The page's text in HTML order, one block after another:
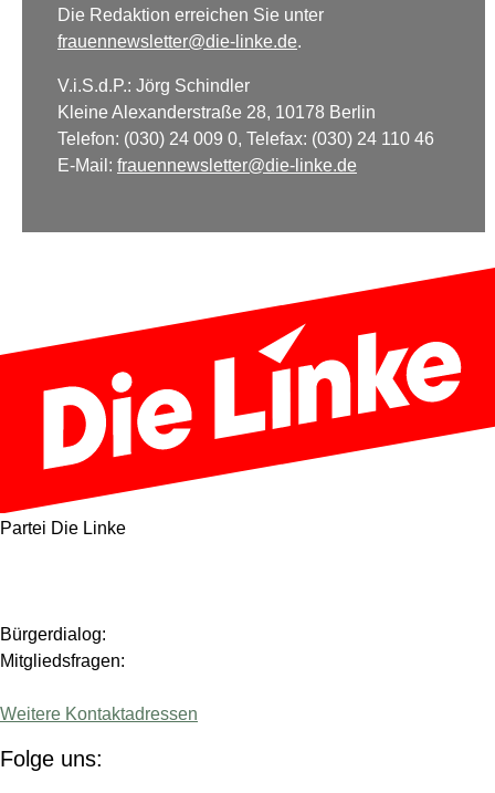
Die Redaktion erreichen Sie unter
frauennewsletter@die-linke.de.
V.i.S.d.P.: Jörg Schindler
Kleine Alexanderstraße 28, 10178 Berlin
Telefon: (030) 24 009 0, Telefax: (030) 24 110 46
E-Mail: frauennewsletter@die-linke.de
Partei Die Linke
Bürgerdialog:
Mitgliedsfragen:
Weitere Kontaktadressen
Folge uns: